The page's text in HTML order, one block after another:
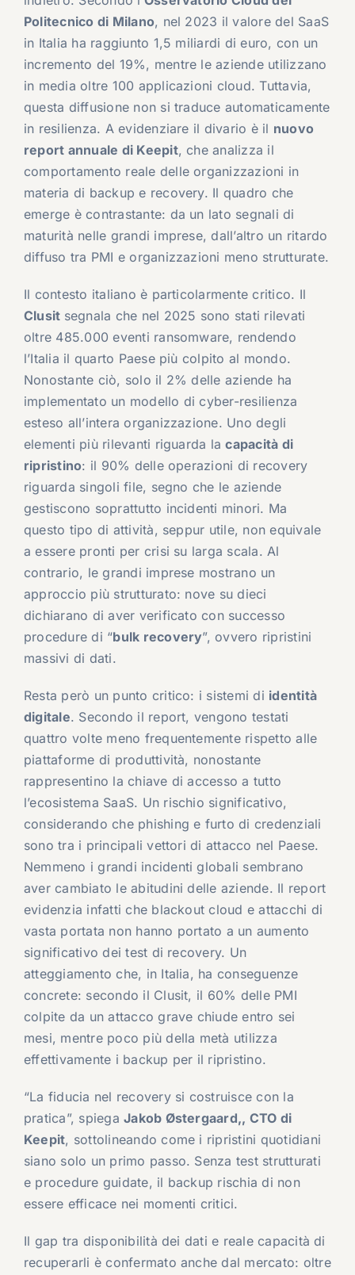
Politecnico di Milano, nel 2023 il valore del SaaS
in Italia ha raggiunto 1,5 miliardi di euro, con un
incremento del 19%, mentre le aziende utilizzano
in media oltre 100 applicazioni cloud. Tuttavia,
questa diffusione non si traduce automaticamente
in resilienza. A evidenziare il divario è il nuovo
report annuale di Keepit, che analizza il
comportamento reale delle organizzazioni in
materia di backup e recovery. Il quadro che
emerge è contrastante: da un lato segnali di
maturità nelle grandi imprese, dall’altro un ritardo
diffuso tra PMI e organizzazioni meno strutturate.
Il contesto italiano è particolarmente critico. Il
Clusit segnala che nel 2025 sono stati rilevati
oltre 485.000 eventi ransomware, rendendo
l’Italia il quarto Paese più colpito al mondo.
Nonostante ciò, solo il 2% delle aziende ha
implementato un modello di cyber-resilienza
esteso all’intera organizzazione. Uno degli
elementi più rilevanti riguarda lacapacità di
ripristino: il 90% delle operazioni di recovery
riguarda singoli file, segno che le aziende
gestiscono soprattutto incidenti minori. Ma
questo tipo di attività, seppur utile, non equivale
a essere pronti per crisi su larga scala. Al
contrario, le grandi imprese mostrano un
approccio più strutturato: nove su dieci
dichiarano di aver verificato con successo
procedure di “bulk recovery”, ovvero ripristini
massivi di dati.
Resta però un punto critico: i sistemi di identità
digitale. Secondo il report, vengono testati
quattro volte meno frequentemente rispetto alle
piattaforme di produttività, nonostante
rappresentino la chiave di accesso a tutto
l’ecosistema SaaS. Un rischio significativo,
considerando che phishing e furto di credenziali
sono tra i principali vettori di attacco nel Paese.
Nemmeno i grandi incidenti globali sembrano
aver cambiato le abitudini delle aziende. Il report
evidenzia infatti che blackout cloud e attacchi di
vasta portata non hanno portato a un aumento
significativo dei test di recovery. Un
atteggiamento che, in Italia, ha conseguenze
concrete: secondo il Clusit, il 60% delle PMI
colpite da un attacco grave chiude entro sei
mesi, mentre poco più della metà utilizza
effettivamente i backup per il ripristino.
“La fiducia nel recovery si costruisce con la
pratica”, spiegaJakob Østergaard,, CTO di
Keepit, sottolineando come i ripristini quotidiani
siano solo un primo passo. Senza test strutturati
e procedure guidate, il backup rischia di non
essere efficace nei momenti critici.
Il gap tra disponibilità dei dati e reale capacità di
recuperarli è confermato anche dal mercato: oltre